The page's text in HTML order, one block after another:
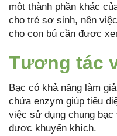
một thành phần khác
cho trẻ sơ sinh, nên
cho con bú cần được
Tương tác
Bạc có khả năng làm
chứa enzym giúp tiêu
việc sử dụng chung
được khuyến khích.